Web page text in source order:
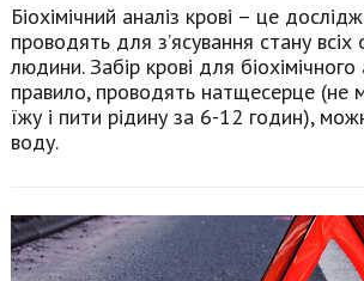
Біохімічний аналіз крові – це
проводять для з’ясування стану всіх
людини. Забір крові для біохімічного
правило, проводять натщесерце (не
їжу і пити рідину за 6-12 годин),
воду.